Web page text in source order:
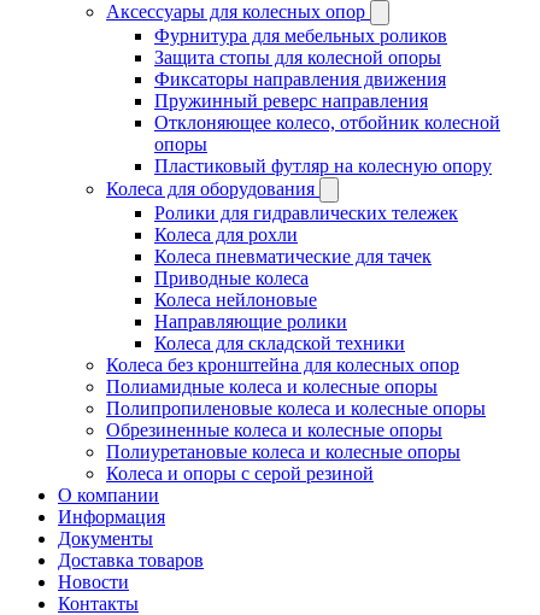
Аксессуары для колесных опор
Фурнитура для мебельных роликов
Защита стопы для колесной опоры
Фиксаторы направления движения
Пружинный реверс направления
Отклоняющее колесо, отбойник колесной
опоры
Пластиковый футляр на колесную опору
Колеса для оборудования
Ролики для гидравлических тележек
Колеса для рохли
Колеса пневматические для тачек
Приводные колеса
Колеса нейлоновые
Направляющие ролики
Колеса для складской техники
Колеса без кронштейна для колесных опор
Полиамидные колеса и колесные опоры
Полипропиленовые колеса и колесные опоры
Обрезиненные колеса и колесные опоры
Полиуретановые колеса и колесные опоры
Колеса и опоры с серой резиной
О компании
Информация
Документы
Доставка товаров
Новости
Контакты